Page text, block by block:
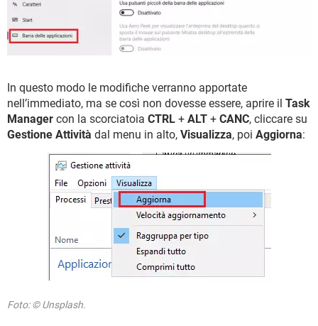
In questo modo le modifiche verranno apportate
nell’immediato, ma se così non dovesse essere, aprire il Task
Manager con la scorciatoia CTRL + ALT + CANC, cliccare su
Gestione Attività dal menu in alto, Visualizza, poi Aggiorna:
Foto: © Unsplash.